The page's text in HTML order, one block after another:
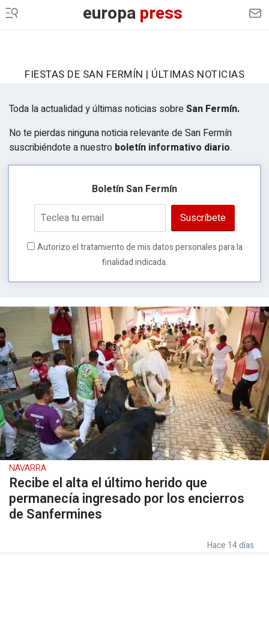
europapress
FIESTAS DE SAN FERMÍN | ÚLTIMAS NOTICIAS
Toda la actualidad y últimas noticias sobreSan Fermín.
No te pierdas ninguna noticia relevante de San Fermín
suscribiéndote a nuestro boletín informativo diario.
Boletín San Fermín
Suscríbete
Autorizo el tratamiento de mis datos personales para la
finalidad indicada.
NAVARRA
Recibe el alta el último herido que
permanecía ingresado por los encierros
de Sanfermines
Hace 14 días